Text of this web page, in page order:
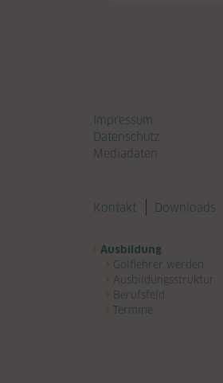
Navigation überspringen
Impressum
Datenschutz
Mediadaten
Navigation überspringen
Kontakt Downloads
Navigation überspringen
Ausbildung
Golflehrer werden
Ausbildungsstruktur
Berufsfeld
Termine